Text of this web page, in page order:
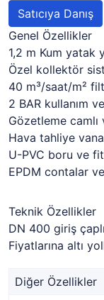
Satıcıya Danış
Genel Özellikler
1,2 m Kum yatak
Özel kollektör
40 m³/saat/m²
2 BAR kullanım
Gözetleme camlı
Hava tahliye
U-PVC boru ve
EPDM contalar
Teknik Özellikler
DN 400 giriş
Fiyatlarına altı
Diğer Özellikler